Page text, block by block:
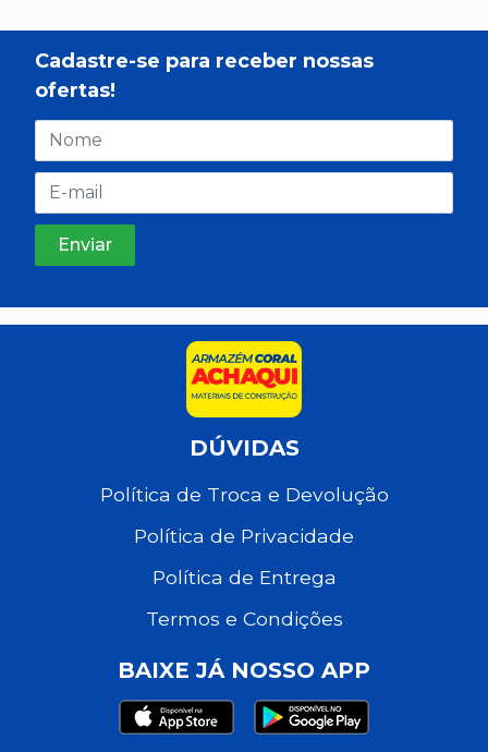
Cadastre-se para receber nossas
ofertas!
DÚVIDAS
Política de Troca e Devolução
Política de Privacidade
Política de Entrega
Termos e Condições
BAIXE JÁ NOSSO APP